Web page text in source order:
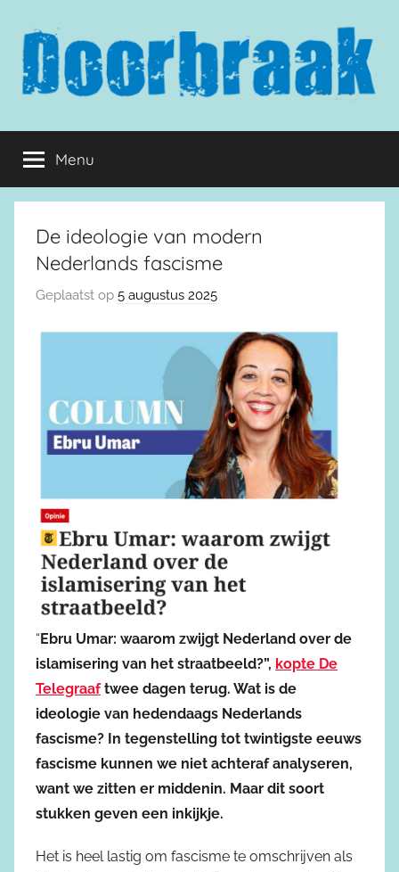
inhoud
springen
Doorbraak.eu
Menu
De ideologie van modern
Nederlands fascisme
Geplaatst op 5 augustus 2025
“Ebru Umar: waarom zwijgt Nederland over de
islamisering van het straatbeeld?”, kopte De
Telegraaftwee dagen terug. Wat is de
ideologie van hedendaags Nederlands
fascisme? In tegenstelling tot twintigste eeuws
fascisme kunnen we niet achteraf analyseren,
want we zitten er middenin. Maar dit soort
stukken geven een inkijkje.
Het is heel lastig om fascisme te omschrijven als